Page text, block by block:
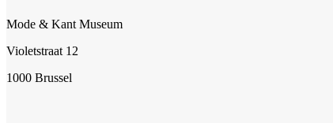
Mode & Kant Museum
Violetstraat 12
1000 Brussel